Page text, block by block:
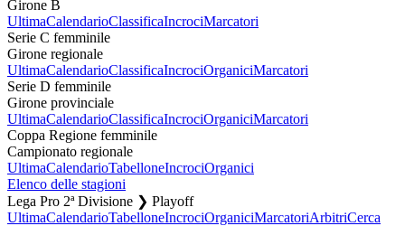
Girone B
UltimaCalendarioClassificaIncrociMarcatori
Serie C femminile
Girone regionale
UltimaCalendarioClassificaIncrociOrganiciMarcatori
Serie D femminile
Girone provinciale
UltimaCalendarioClassificaIncrociOrganiciMarcatori
Coppa Regione femminile
Campionato regionale
UltimaCalendarioTabelloneIncrociOrganici
Elenco delle stagioni
Lega Pro 2ª Divisione ❯ Playoff
UltimaCalendarioTabelloneIncrociOrganiciMarcatoriArbitriCerca